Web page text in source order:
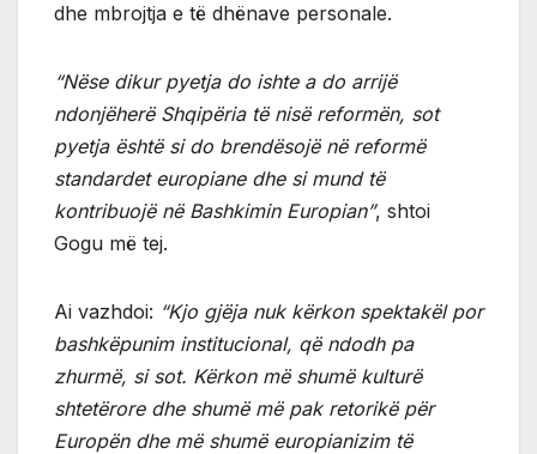
dhe mbrojtja e të dhënave personale.
“Nëse dikur pyetja do ishte a do arrijë
ndonjëherë Shqipëria të nisë reformën, sot
pyetja është si do brendësojë në reformë
standardet europiane dhe si mund të
kontribuojë në Bashkimin Europian”, shtoi
Gogu më tej.
Ai vazhdoi: “Kjo gjëja nuk kërkon spektakël por
bashkëpunim institucional, që ndodh pa
zhurmë, si sot. Kërkon më shumë kulturë
shtetërore dhe shumë më pak retorikë për
Europën dhe më shumë europianizim të